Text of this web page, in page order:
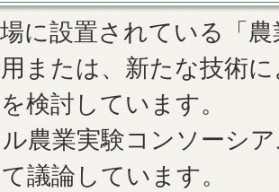
に設置されている「
または、新たな技術
検討しています。
ル農業実験コンソーシ
議論しています。